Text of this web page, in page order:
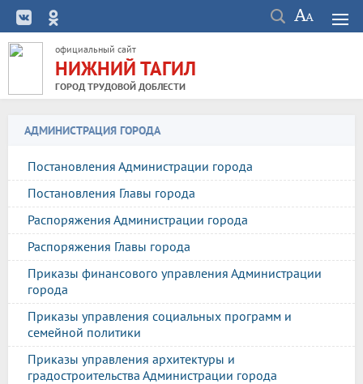
официальный сайт
НИЖНИЙ ТАГИЛ
ГОРОД ТРУДОВОЙ ДОБЛЕСТИ
АДМИНИСТРАЦИЯ ГОРОДА
Постановления Администрации города
Постановления Главы города
Распоряжения Администрации города
Распоряжения Главы города
Приказы финансового управления Администрации
города
Приказы управления социальных программ и
семейной политики
Приказы управления архитектуры и
градостроительства Администрации города